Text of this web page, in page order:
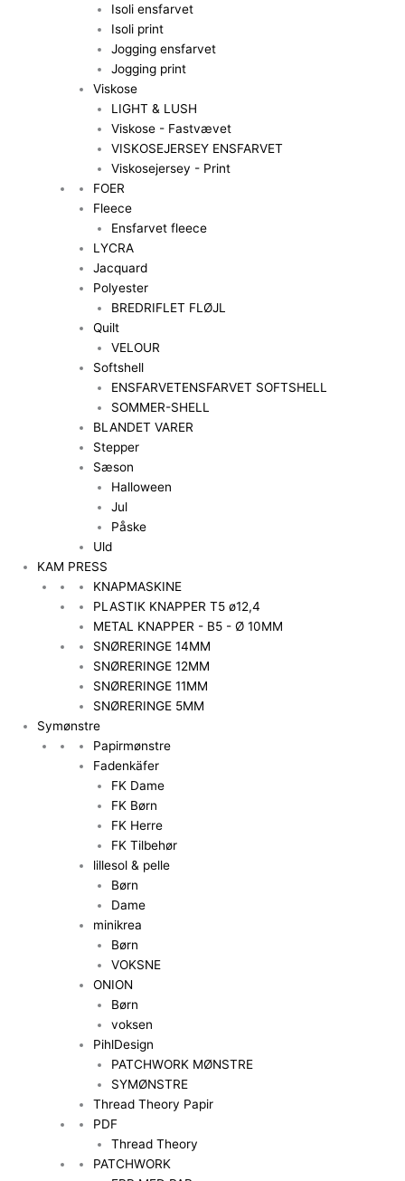
Isoli ensfarvet
Isoli print
Jogging ensfarvet
Jogging print
Viskose
LIGHT & LUSH
Viskose - Fastvævet
VISKOSEJERSEY ENSFARVET
Viskosejersey - Print
FOER
Fleece
Ensfarvet fleece
LYCRA
Jacquard
Polyester
BREDRIFLET FLØJL
Quilt
VELOUR
Softshell
ENSFARVETENSFARVET SOFTSHELL
SOMMER-SHELL
BLANDET VARER
Stepper
Sæson
Halloween
Jul
Påske
Uld
KAM PRESS
KNAPMASKINE
PLASTIK KNAPPER T5 ø12,4
METAL KNAPPER - B5 - Ø 10MM
SNØRERINGE 14MM
SNØRERINGE 12MM
SNØRERINGE 11MM
SNØRERINGE 5MM
Symønstre
Papirmønstre
Fadenkäfer
FK Dame
FK Børn
FK Herre
FK Tilbehør
lillesol & pelle
Børn
Dame
minikrea
Børn
VOKSNE
ONION
Børn
voksen
PihlDesign
PATCHWORK MØNSTRE
SYMØNSTRE
Thread Theory Papir
PDF
Thread Theory
PATCHWORK